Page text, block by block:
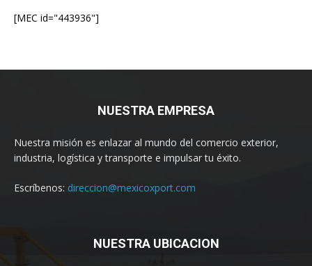
[MEC id="443936"]
NUESTRA EMPRESA
Nuestra misión es enlazar al mundo del comercio exterior,
industria, logística y transporte e impulsar tu éxito.
Escríbenos: direccion@mexicoxport.com
NUESTRA UBICACION